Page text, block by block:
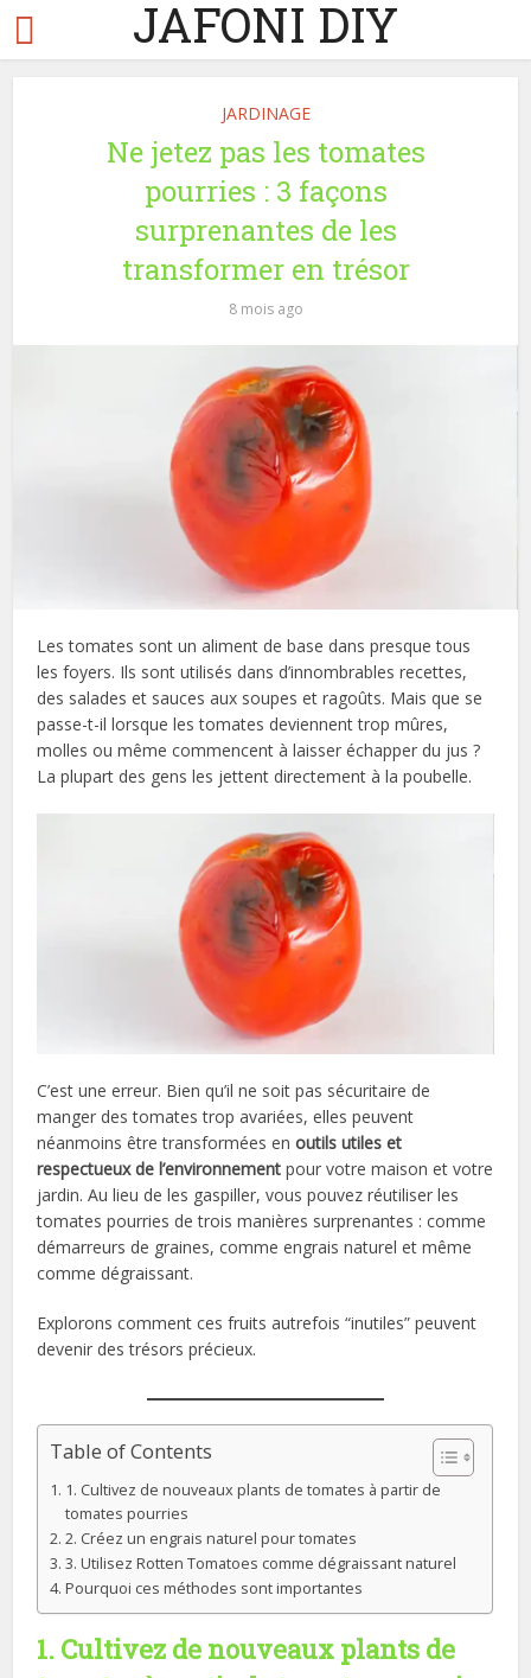
JAFONI DIY
JARDINAGE
Ne jetez pas les tomates
pourries : 3 façons
surprenantes de les
transformer en trésor
8 mois ago
Les tomates sont un aliment de base dans presque tous
les foyers. Ils sont utilisés dans d’innombrables recettes,
des salades et sauces aux soupes et ragoûts. Mais que se
passe-t-il lorsque les tomates deviennent trop mûres,
molles ou même commencent à laisser échapper du jus ?
La plupart des gens les jettent directement à la poubelle.
C’est une erreur. Bien qu’il ne soit pas sécuritaire de
manger des tomates trop avariées, elles peuvent
néanmoins être transformées enoutils utiles et
respectueux de l’environnement pour votre maison et votre
jardin. Au lieu de les gaspiller, vous pouvez réutiliser les
tomates pourries de trois manières surprenantes : comme
démarreurs de graines, comme engrais naturel et même
comme dégraissant.
Explorons comment ces fruits autrefois “inutiles” peuvent
devenir des trésors précieux.
Table of Contents
1. Cultivez de nouveaux plants de tomates à partir de
tomates pourries
2. Créez un engrais naturel pour tomates
3. Utilisez Rotten Tomatoes comme dégraissant naturel
Pourquoi ces méthodes sont importantes
1. Cultivez de nouveaux plants de